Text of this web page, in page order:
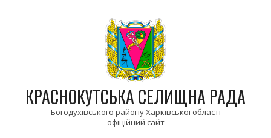
КРАСНОКУТСЬКА СЕЛИЩНА РАДА
Богодухівського району Харківської області